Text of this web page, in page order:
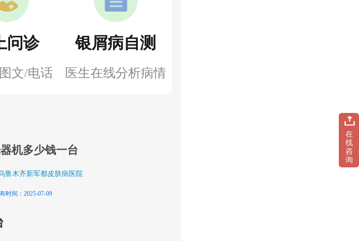
问诊
文/电话
银屑病自测
医生在线分析病情
机多少钱一台
鲁木齐新军都皮肤病医院
时间：2025-07-09
在
线
咨
询